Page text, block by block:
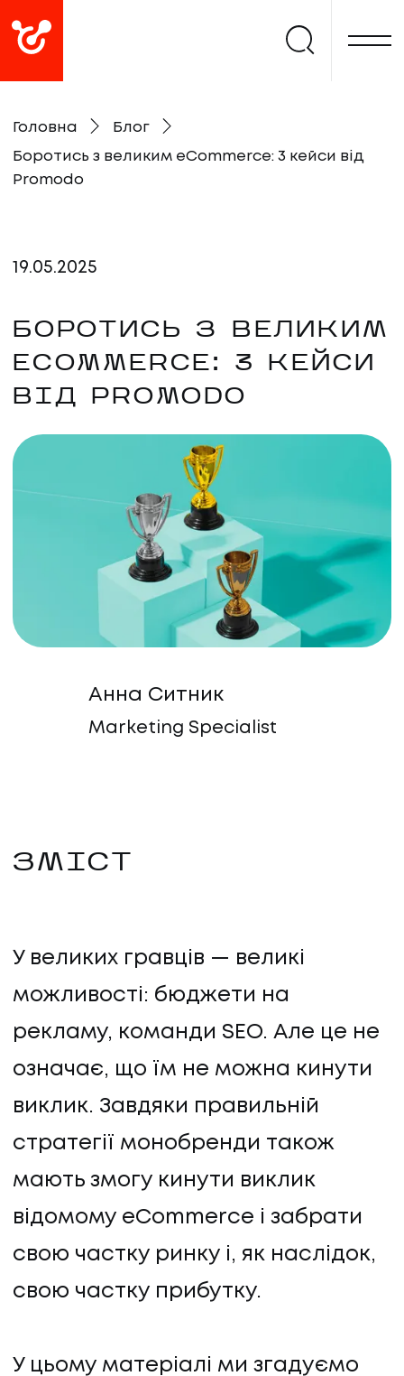
Головна Блог
Боротись з великим eCommerce: 3 кейси від
Promodo
19.05.2025
БОРОТИСЬ З ВЕЛИКИМ
ECOMMERCE: 3 КЕЙСИ
ВІД PROMODO
Анна Ситник
Marketing Specialist
ЗМІСТ
У великих гравців — великі
можливості: бюджети на
рекламу, команди SEO. Але це не
означає, що їм не можна кинути
виклик. Завдяки правильній
стратегії монобренди також
мають змогу кинути виклик
відомому eCommerce і забрати
свою частку ринку і, як наслідок,
свою частку прибутку.
У цьому матеріалі ми згадуємо